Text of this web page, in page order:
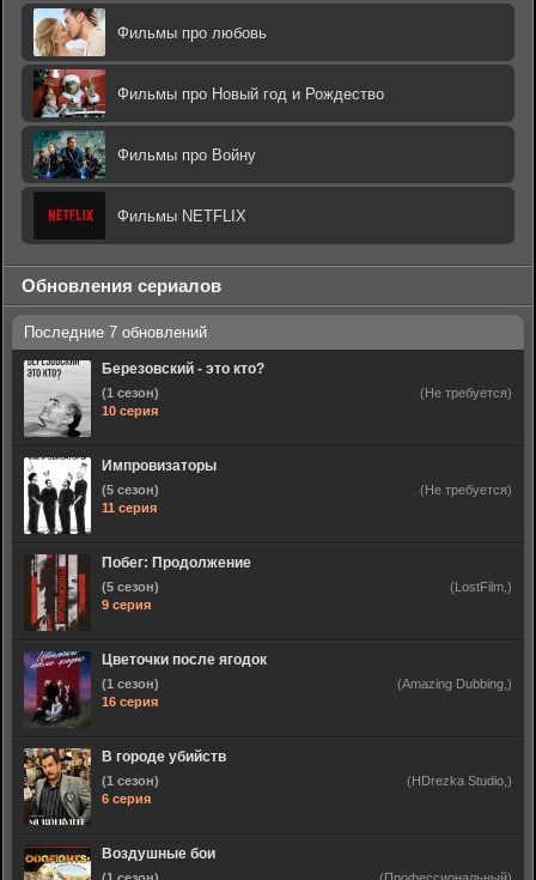
Фильмы про любовь
Фильмы про Новый год и Рождество
Фильмы про Войну
Фильмы NETFLIX
Обновления сериалов
Березовский - это кто?
(1 сезон)
10 серия
(Не требуется)
Импровизаторы
(5 сезон)
11 серия
(Не требуется)
Побег: Продолжение
(5 сезон)
9 серия
(LostFilm,)
Цветочки после ягодок
(1 сезон)
16 серия
(Amazing Dubbing,)
В городе убийств
(1 сезон)
6 серия
(HDrezka Studio,)
Воздушные бои